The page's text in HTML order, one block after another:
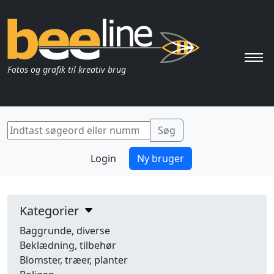
Fotos og grafik til kreativ brug
Login Ny bruger
Kategorier
Baggrunde, diverse
Beklædning, tilbehør
Blomster, træer, planter